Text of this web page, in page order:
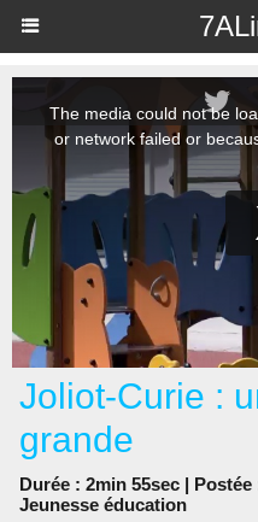
Joliot-Curie :
grande
Durée : 2min 55sec | Postée
Jeunesse éducation